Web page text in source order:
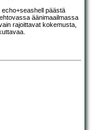
päästä
äänimaailmassa
rajoittavat kokemusta,